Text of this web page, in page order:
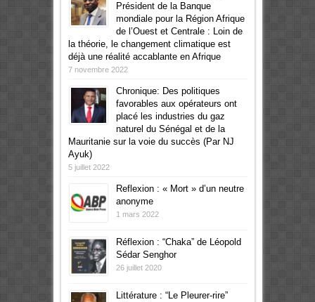
Président de la Banque
mondiale pour la Région Afrique
de l’Ouest et Centrale : Loin de
la théorie, le changement climatique est
déjà une réalité accablante en Afrique
7 novembre 2022
Chronique: Des politiques
favorables aux opérateurs ont
placé les industries du gaz
naturel du Sénégal et de la
Mauritanie sur la voie du succès (Par NJ
Ayuk)
5 juillet 2022
Reflexion : « Mort » d’un neutre
anonyme
1 mars 2022
Réflexion : “Chaka” de Léopold
Sédar Senghor
26 juillet 2020
Littérature : “Le Pleurer-rire”